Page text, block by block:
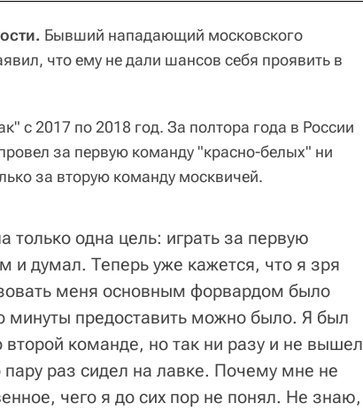
Бывший нападающий московского
что ему не дали шансов себя проявить в
с 2017 по 2018 год. За полтора года в России
за первую команду "красно-белых" ни
за вторую команду москвичей.
только одна цель: играть за первую
и думал. Теперь уже кажется, что я зря
меня основным форвардом было
минуты предоставить можно было. Я был
команде, но так ни разу и не вышел
пару раз сидел на лавке. Почему мне не
чего я до сих пор не понял. Не знаю,